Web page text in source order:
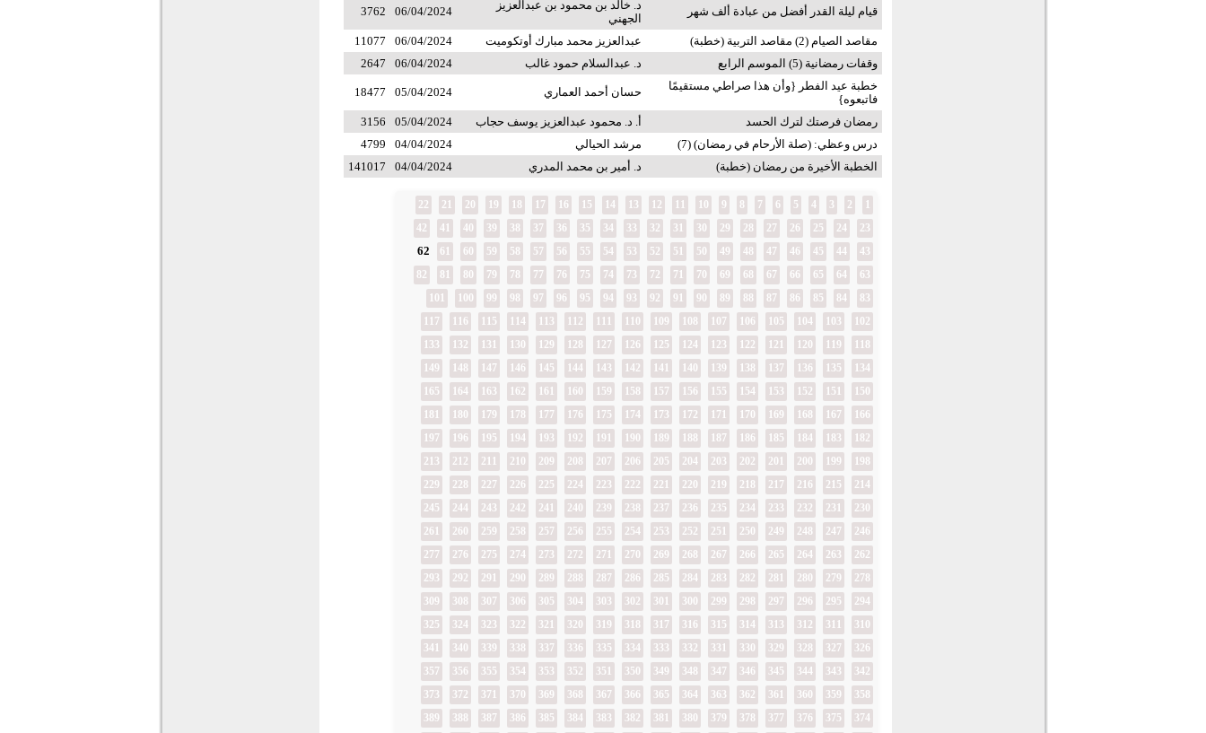
قيام ليلة القدر أفضل من عبادة ألف شهر
د. خالد بن محمود بن عبدالعزيز
الجهني
06/04/2024
3762
مقاصد الصيام (2) مقاصد التربية (خطبة) عبدالعزيز محمد مبارك أوتكوميت 06/04/2024
11077
وقفات رمضانية (5) الموسم الرابع
د. عبدالسلام حمود غالب 06/04/2024
2647
خطبة عيد الفطر {وأن هذا صراطي مستقيمًا
فاتبعوه}
حسان أحمد العماري 05/04/2024
18477
رمضان فرصتك لترك الحسد أ. د. محمود عبدالعزيز يوسف حجاب 05/04/2024
3156
درس وعظي: (صلة الأرحام في رمضان) (7)
مرشد الحيالي 04/04/2024
4799
الخطبة الأخيرة من رمضان (خطبة)
د. أمير بن محمد المدري 04/04/2024
141017
2
3
4
5
6
7
8
9
12
13
14
15
16
17
18
19
20
21
22
23
24
25
26
27
28
29
30
31
32
33
34
35
36
37
38
39
40
41
42
43
44
45
46
47
48
49
50
51
52
53
54
55
56
57
58
59
60
61
63
64
65
66
67
68
69
70
71
72
73
74
75
76
77
78
79
80
81
82
83
84
85
86
87
88
89
90
91
92
93
94
95
96
97
98
99
102
103
104
105
106
107
108
109
112
113
114
115
116
117
118
119
120
121
122
123
124
125
126
127
128
129
130
131
132
133
134
135
136
137
138
139
140
141
142
143
144
145
146
147
148
149
150
151
152
153
154
155
156
157
158
159
160
161
162
163
164
165
166
167
168
169
170
171
172
173
174
175
176
177
178
179
180
181
182
183
184
185
186
187
188
189
190
191
192
193
194
195
196
197
198
199
200
201
202
203
204
205
206
207
208
209
210
211
212
213
214
215
216
217
218
219
220
221
222
223
224
225
226
227
228
229
230
231
232
233
234
235
236
237
238
239
240
241
242
243
244
245
246
247
248
249
250
251
252
253
254
255
256
257
258
259
260
261
262
263
264
265
266
267
268
269
270
271
272
273
274
275
276
277
278
279
280
281
282
283
284
285
286
287
288
289
290
291
292
293
294
295
296
297
298
299
300
301
302
303
304
305
306
307
308
309
310
311
312
313
314
315
316
317
318
319
320
321
322
323
324
325
326
327
328
329
330
331
332
333
334
335
336
337
338
339
340
341
342
343
344
345
346
347
348
349
350
351
352
353
354
355
356
357
358
359
360
361
362
363
364
365
366
367
368
369
370
371
372
373
374
375
376
377
378
379
380
381
382
383
384
385
386
387
388
389